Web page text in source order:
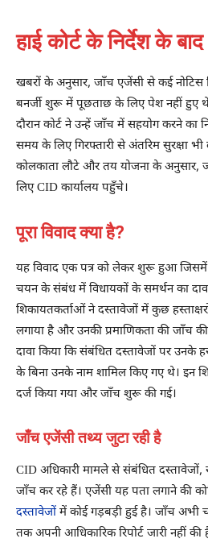
हाई कोर्ट के निर्देश के
खबरों के अनुसार, जाँच एजेंसी से कई
बनर्जी शुरू में पूछताछ के लिए पेश नहीं हुए
दौरान कोर्ट ने उन्हें जाँच में सहयोग करने का
समय के लिए गिरफ्तारी से अंतरिम सुरक्षा
कोलकाता लौटे और तय योजना के अनुसार,
लिए CID कार्यालय पहुँचे।
पूरा विवाद क्या है?
यह विवाद एक पत्र को लेकर शुरू हुआ जिसमें
चयन के संबंध में विधायकों के समर्थन का
शिकायतकर्ताओं ने दस्तावेजों में कुछ
लगाया है और उनकी प्रमाणिकता की जाँच
दावा किया कि संबंधित दस्तावेजों पर उनके
के बिना उनके नाम शामिल किए गए थे। इन
दर्ज किया गया और जाँच शुरू की गई।
जाँच एजेंसी तथ्य जुटा रही है
CID अधिकारी मामले से संबंधित दस्तावेजों,
जाँच कर रहे हैं। एजेंसी यह पता लगाने की
दस्तावेजोंमें कोई गड़बड़ी हुई है। जाँच ​​अभी
तक अपनी आधिकारिक रिपोर्ट जारी नहीं की